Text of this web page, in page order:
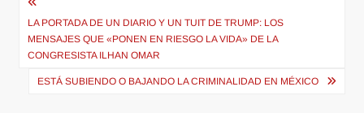
de
entradas
LA PORTADA DE UN DIARIO Y UN TUIT DE TRUMP: LOS
MENSAJES QUE «PONEN EN RIESGO LA VIDA» DE LA
CONGRESISTA ILHAN OMAR
ESTÁ SUBIENDO O BAJANDO LA CRIMINALIDAD EN MÉXICO